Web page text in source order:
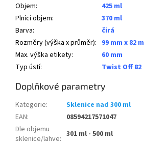
Objem:
425 ml
Plnící objem:
370 ml
Barva:
čirá
Rozměry (výška x průměr): 99 mm x 82
Max. výška etikety:
60 mm
Typ ústí: Twist Off 82
Doplňkové parametry
Kategorie:
Sklenice nad 300 ml
EAN:
08594217571047
Dle objemu
sklenice/lahve: 301 ml - 500 ml